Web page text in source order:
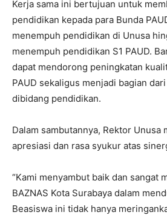
Kerja sama ini bertujuan untuk
pendidikan kepada para Bunda
menempuh pendidikan di Unusa
menempuh pendidikan S1 PAUD.
dapat mendorong peningkatan
PAUD sekaligus menjadi bagian
dibidang pendidikan.
Dalam sambutannya, Rektor Unusa
apresiasi dan rasa syukur atas
“Kami menyambut baik dan sangat
BAZNAS Kota Surabaya dalam
Beasiswa ini tidak hanya